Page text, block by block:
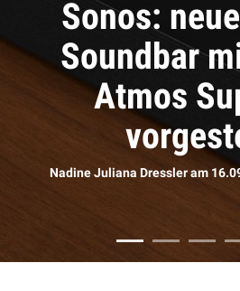
AirPods
Sophie Bömeram